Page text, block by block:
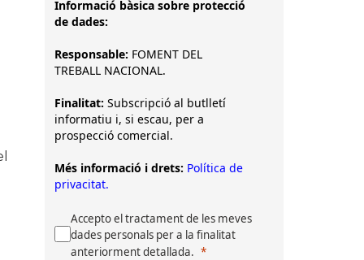
Informació bàsica sobre protecció
de dades:
Responsable: FOMENT DEL
TREBALL NACIONAL.
Finalitat: Subscripció al butlletí
informatiu i, si escau, per a
prospecció comercial.
Més informació i drets: Política de
privacitat.
Accepto el tractament de les meves
dades personals per a la finalitat
anteriorment detallada.